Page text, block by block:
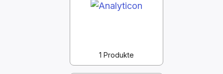
1 Produkte